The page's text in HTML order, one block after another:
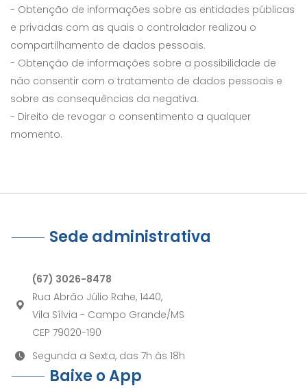
- Obtenção de informações sobre as entidades públicas
e privadas com as quais o controlador realizou o
compartilhamento de dados pessoais.
- Obtenção de informações sobre a possibilidade de
não consentir com o tratamento de dados pessoais e
sobre as consequências da negativa.
- Direito de revogar o consentimento a qualquer
momento.
Sede administrativa
(67) 3026-8478
Rua Abrão Júlio Rahe, 1440,
Vila Sílvia - Campo Grande/MS
CEP 79020-190
Segunda a Sexta, das 7h às 18h
Baixe o App